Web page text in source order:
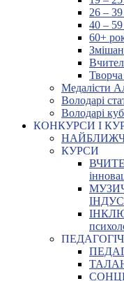
26 – 39
40 – 59
60+
Медалісти
Володарі
Володарі
КОНКУРСИ І
КУРСИ